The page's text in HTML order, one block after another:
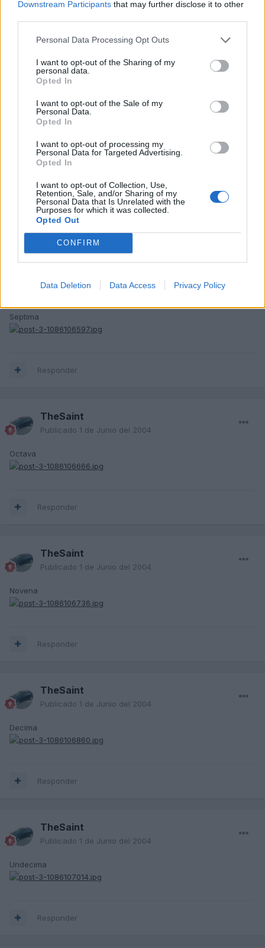
Downstream Participants that may further disclose it to other
Personal Data Processing Opt Outs
I want to opt-out of the Sharing of my
personal data.
Opted In
I want to opt-out of the Sale of my
Personal Data.
Opted In
I want to opt-out of processing my
Personal Data for Targeted Advertising.
Opted In
I want to opt-out of Collection, Use,
Retention, Sale, and/or Sharing of my
Personal Data that Is Unrelated with the
Purposes for which it was collected.
Opted Out
CONFIRM
Data Deletion Data Access Privacy Policy
Responder
TheSaint
Publicado
Septima
Responder
1 de Junio del 2004
Septima
Responder
TheSaint
Publicado 1 de Junio del 2004
Octava
Responder
TheSaint
Publicado 1 de Junio del 2004
Novena
Responder
TheSaint
Publicado 1 de Junio del 2004
Decima
Responder
TheSaint
Publicado 1 de Junio del 2004
Undecima
Responder